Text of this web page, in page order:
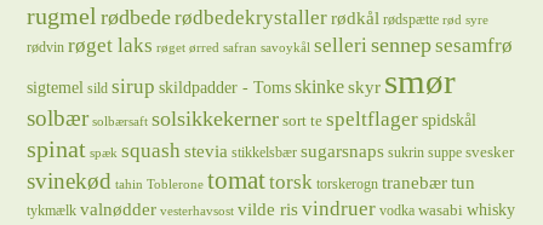
rugmel rødbederødbedekrystallerrødkål rødspætte rød syre
rødvin røget laks røget ørred safran savoykål sellerisennepsesamfrø
sigtemel sild sirup skildpadder - Toms skinke skyr smør
solbær solbærsaft solsikkekerner sort te speltflager spidskål
spinat spæk squash stevia stikkelsbær sugarsnaps sukrin suppe svesker
svinekød tahin Toblerone tomattorsk torskerogn tranebærtun
tykmælk valnødder vesterhavsost vilde ris vindruer vodka wasabi whisky